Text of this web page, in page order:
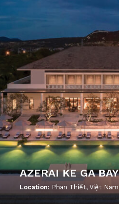
AZERAI KE GA BAY
Location: Phan Thiết, Việt Nam